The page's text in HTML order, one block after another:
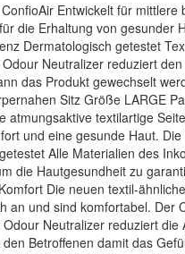
Entwickelt für
die Erhaltung von gesunder
Dermatologisch getestet
Neutralizer reduziert
das Produkt gewechselt
Sitz Größe LARGE
atmungsaktive textilartige
und eine gesunde Haut.
Alle Materialien des
die Hautgesundheit zu
Die neuen textil-
an und sind komfortabel. Der
Neutralizer reduziert die
Betroffenen damit das